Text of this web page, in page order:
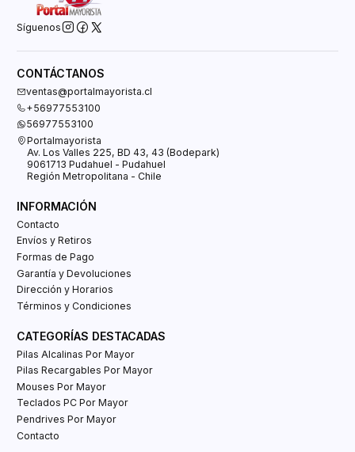
Síguenos
CONTÁCTANOS
ventas@portalmayorista.cl
+56977553100
56977553100
Portalmayorista
Av. Los Valles 225, BD 43, 43 (Bodepark)
9061713 Pudahuel - Pudahuel
Región Metropolitana - Chile
INFORMACIÓN
Contacto
Envíos y Retiros
Formas de Pago
Garantía y Devoluciones
Dirección y Horarios
Términos y Condiciones
CATEGORÍAS DESTACADAS
Pilas Alcalinas Por Mayor
Pilas Recargables Por Mayor
Mouses Por Mayor
Teclados PC Por Mayor
Pendrives Por Mayor
Contacto